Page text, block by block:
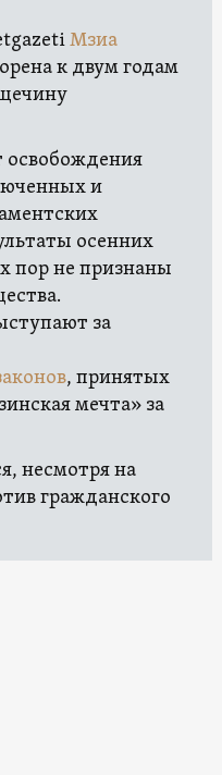
Мзиа
к двум годам
и
осенних
пор не признаны
за
, принятых
мечта» за
несмотря на
гражданского